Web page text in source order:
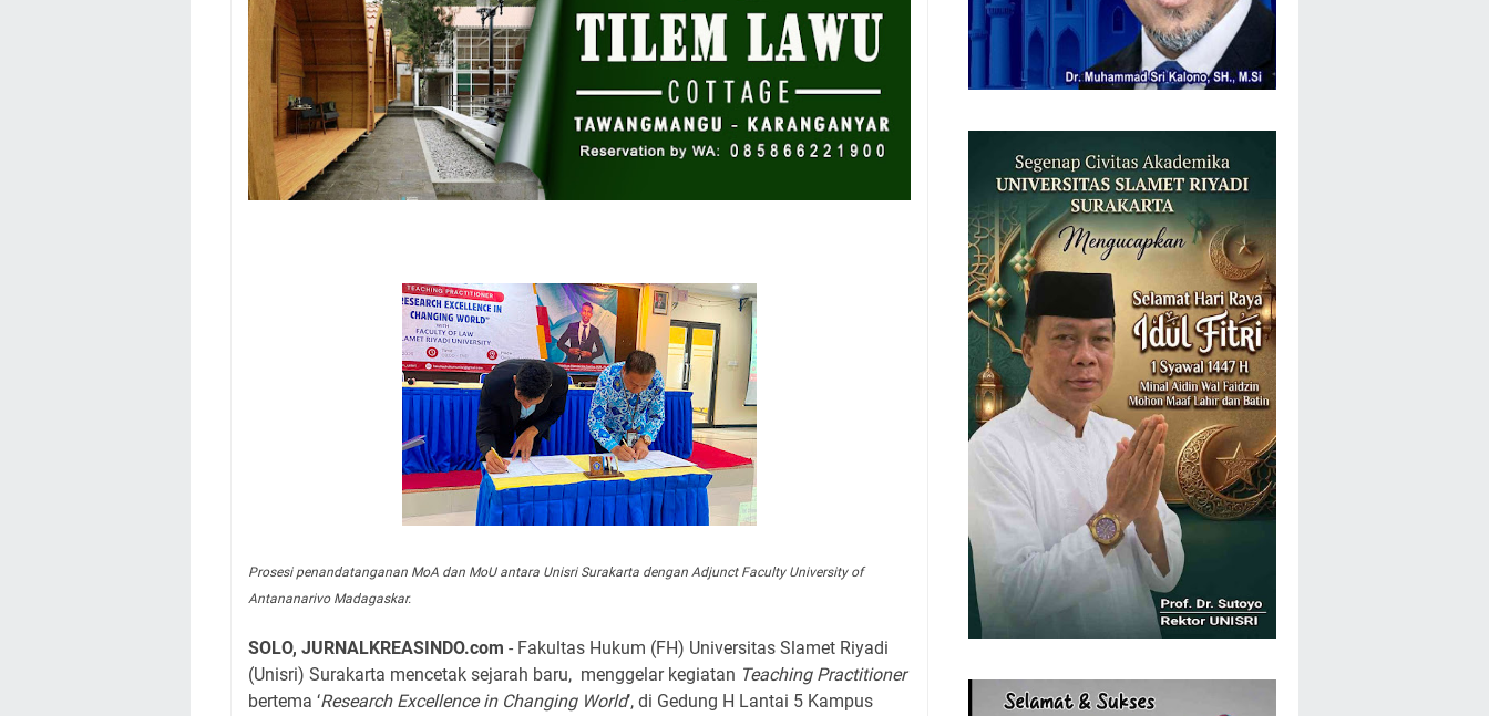
Prosesi penandatanganan MoA dan MoU antara Unisri Surakarta dengan Adjunct Faculty University of
Antananarivo Madagaskar.
SOLO, JURNALKREASINDO.com - Fakultas Hukum (FH) Universitas Slamet Riyadi
(Unisri) Surakarta mencetak sejarah baru, menggelar kegiatan Teaching Practitioner
bertema ‘Research Excellence in Changing World’, di Gedung H Lantai 5 Kampus